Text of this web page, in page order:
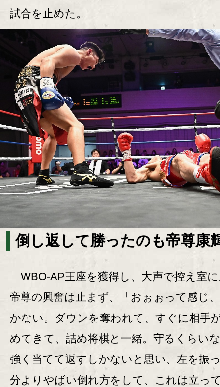
試合を止めた。
倒し返して勝ったのも帝尊康
WBO-AP王座を獲得し、大声で控え室
帝尊の興奮は止まず、「おぉぉって感じ
かない。ダウンを奪われて、すぐに相手
めてきて、詰め将棋と一緒。守るくらい
強く当てて返すしかないと思い、左を振
分よりやばい倒れ方をして、これは立っ